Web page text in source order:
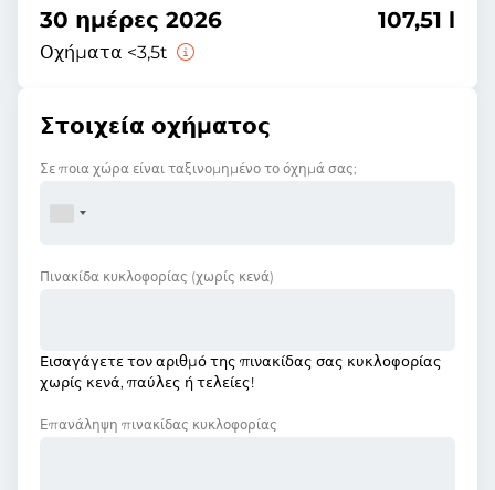
30 ημέρες 2026
Οχήματα <3,5t
107,51 l
Στοιχεία οχήματος
Σε ποια χώρα είναι ταξινομημένο το όχημά σας;
Πινακίδα κυκλοφορίας (χωρίς κενά)
Εισαγάγετε τον αριθμό της πινακίδας σας κυκλοφορίας
χωρίς κενά, παύλες ή τελείες!
Επανάληψη πινακίδας κυκλοφορίας